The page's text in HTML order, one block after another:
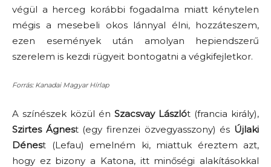
végül a herceg korábbi fogadalma miatt kénytelen
mégis a mesebeli okos lánnyal élni, hozzáteszem,
ezen események után amolyan hepiendszerű
szerelem is kezdi rügyeit bontogatni a végkifejletkor.
Forrás: Kanadai Magyar Hírlap
A színészek közül én Szacsvay Lászlót (francia király),
Szirtes Ágnest (egy firenzei özvegyasszony) és Újlaki
Dénest (Lefau) emelném ki, miattuk éreztem azt,
hogy ez bizony a Katona, itt minőségi alakításokkal